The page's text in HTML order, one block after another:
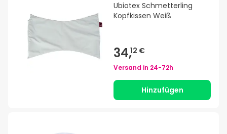
Ubiotex Schmetterling
Kopfkissen Weiß
34,12 €
Versand in 24-72h
Hinzufügen